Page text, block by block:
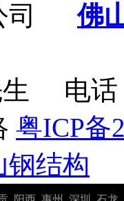
公司佛
电话
粤ICP备
钢结构